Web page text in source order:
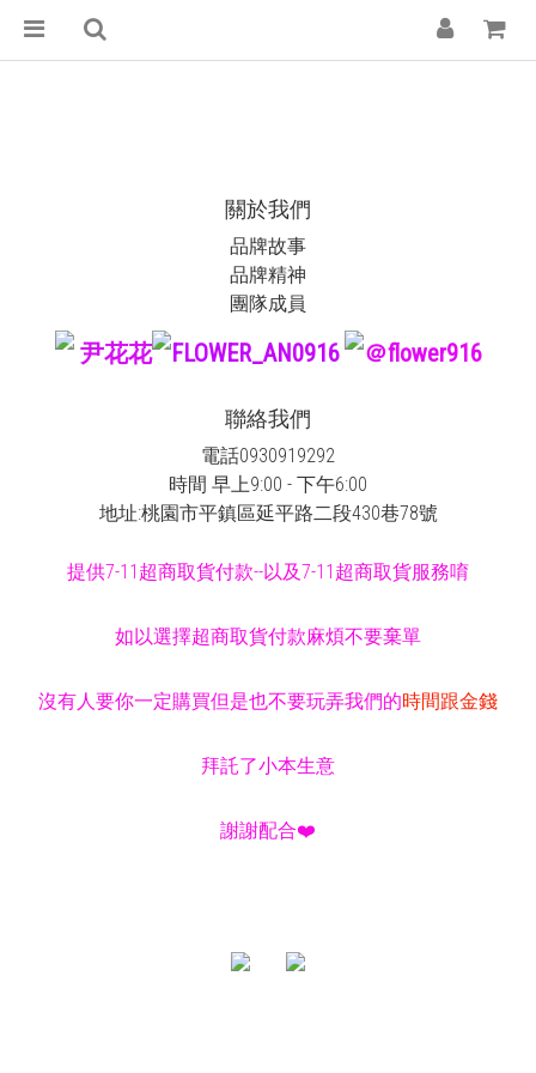
關於我們
品牌故事
品牌精神
團隊成員
尹花花 FLOWER_AN0916 ＠flower916
聯絡我們
電話0930919292
時間 早上9:00 - 下午6:00
地址:桃園市平鎮區延平路二段430巷78號
提供7-11超商取貨付款--以及7-11超商取貨服務唷
如以選擇超商取貨付款麻煩不要棄單
沒有人要你一定購買但是也不要玩弄我們的時間跟金錢
拜託了小本生意
謝謝配合❤️